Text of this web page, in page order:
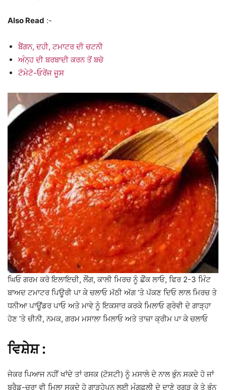
Also Read :-
ਬੈਂਗਨ, ਦਹੀ, ਟਮਾਟਰ ਦੀ ਚਟਨੀ
ਅੰਨ੍ਹ ਦੀ ਬਰਬਾਦੀ ਕਰਨ ਤੋਂ ਬਚੋ
ਟੋਮੇਟੋ-ਓਰੇਂਜ ਜੂਸ
ਘਿਓ ਗਰਮ ਕਰੋ ਇਲਾਇਚੀ, ਲੌਂਗ, ਕਾਲੀ ਮਿਰਚ ਨੂੰ ਛੌਂਕ ਲਾਓ, ਫਿਰ 2-3 ਮਿੰਟ
ਬਾਅਦ ਟਮਾਟਰ ਪਿਊਰੀ ਪਾ ਕੇ ਚਲਾਓ ਮੱਠੀ ਅੱਗ ’ਤੇ ਪੱਕਣ ਦਿਓ ਲਾਲ ਮਿਰਚ ਤੇ
ਧਨੀਆ ਪਾਊਂਡਰ ਪਾਓ ਅਤੇ ਮਾਵੇ ਨੂੰ ਇਕਸਾਰ ਕਰਕੇ ਮਿਲਾਓ ਗ੍ਰੇਵੀ ਦੇ ਗਾੜ੍ਹਾ
ਹੋਣ ’ਤੇ ਚੀਨੀ, ਨਮਕ, ਗਰਮ ਮਸਾਲਾ ਮਿਲਾਓ ਅਤੇ ਤਾਜ਼ਾ ਕ੍ਰੀਮ ਪਾ ਕੇ ਚਲਾਓ
ਵਿਸ਼ੇਸ਼ :
ਜੇਕਰ ਪਿਆਜ ਨਹੀਂ ਖਾਂਦੇ ਤਾਂ ਰਸਕ (ਟੋਸਟੀ) ਨੂੰ ਮਸਾਲੇ ਦੇ ਨਾਲ ਭੁੰਨ ਸਕਦੇ ਹੋ ਜਾਂ
ਬ੍ਰੈਡ-ਚੂਰਾ ਵੀ ਮਿਲਾ ਸਕਦੇ ਹੋ ਗਾੜ੍ਹੇਪਨ ਲਈ ਮੂੰਗਫ਼ਲੀ ਦੇ ਦਾਣੇ ਰਗੜ ਕੇ ਤੇ ਭੁੰਨ